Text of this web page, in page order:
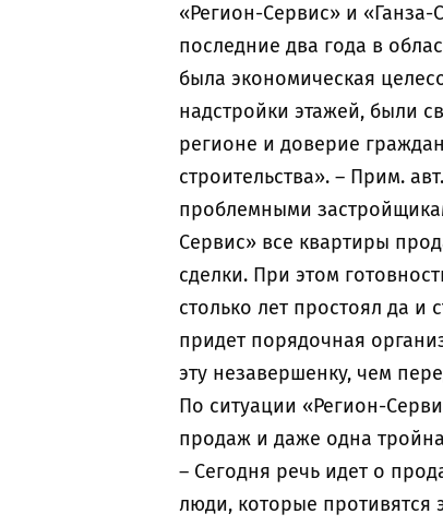
«Регион-Сервис» и
последние два года в
была экономическая
надстройки этажей, были
регионе и доверие
строительства». – Прим.
проблемными
Сервис» все квартиры
сделки. При этом
столько лет простоял да
придет порядочная
эту незавершенку, чем
По ситуации «Регион-
продаж и даже одна
– Сегодня речь идет о
люди, которые противятся